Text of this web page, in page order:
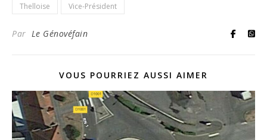
Thelloise
Vice-Président
Par Le Génovéfain
VOUS POURRIEZ AUSSI AIMER